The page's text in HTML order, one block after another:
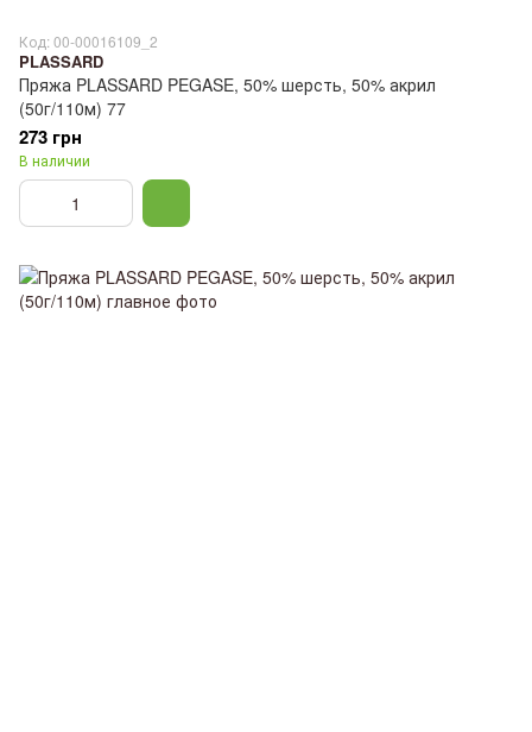
Код: 00-00016109_2
PLASSARD
Пряжа PLASSARD PEGASE, 50% шерсть, 50% акрил
(50г/110м) 77
273 грн
В наличии